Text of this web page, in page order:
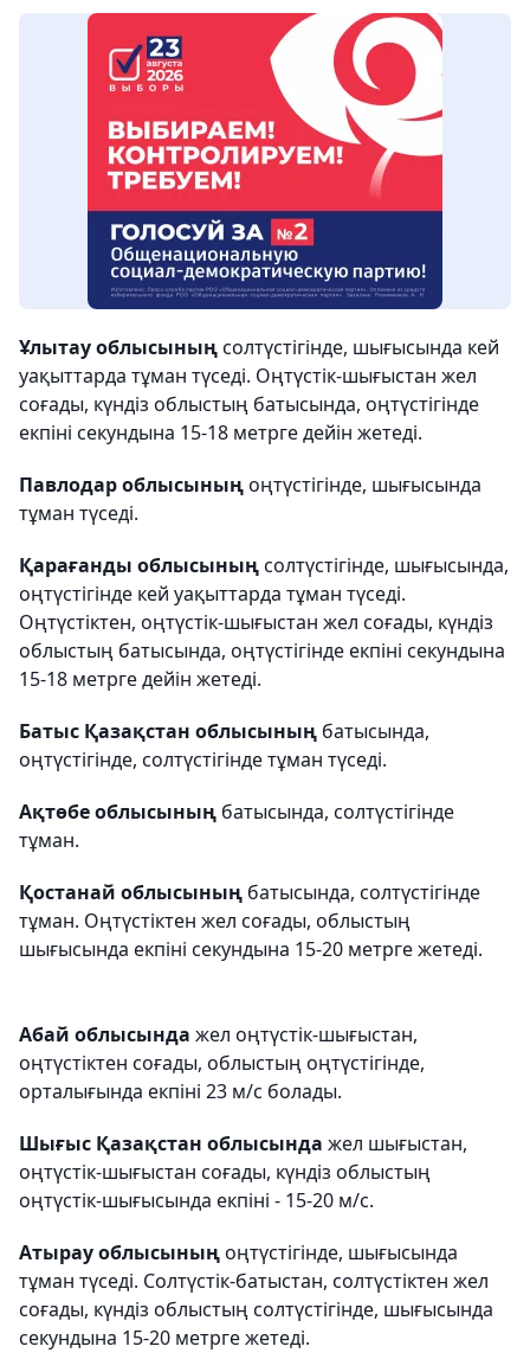
Ұлытау облысыныңсолтүстігінде, шығысында кей
уақыттарда тұман түседі. Оңтүстік-шығыстан жел
соғады, күндіз облыстың батысында, оңтүстігінде
екпіні секундына 15-18 метрге дейін жетеді.
Павлодар облысыныңоңтүстігінде, шығысында
тұман түседі.
Қарағанды облысыныңсолтүстігінде, шығысында,
оңтүстігінде кей уақыттарда тұман түседі.
Оңтүстіктен, оңтүстік-шығыстан жел соғады, күндіз
облыстың батысында, оңтүстігінде екпіні секундына
15-18 метрге дейін жетеді.
Батыс Қазақстан облысының батысында,
оңтүстігінде, солтүстігінде тұман түседі.
Ақтөбе облысының батысында, солтүстігінде
тұман.
Қостанай облысының батысында, солтүстігінде
тұман. Оңтүстіктен жел соғады, облыстың
шығысында екпіні секундына 15-20 метрге жетеді.
Абай облысында жел оңтүстік-шығыстан,
оңтүстіктен соғады, облыстың оңтүстігінде,
орталығында екпіні 23 м/с болады.
Шығыс Қазақстан облысында жел шығыстан,
оңтүстік-шығыстан соғады, күндіз облыстың
оңтүстік-шығысында екпіні - 15-20 м/с.
Атырау облысыныңоңтүстігінде, шығысында
тұман түседі. Солтүстік-батыстан, солтүстіктен жел
соғады, күндіз облыстың солтүстігінде, шығысында
секундына 15-20 метрге жетеді.